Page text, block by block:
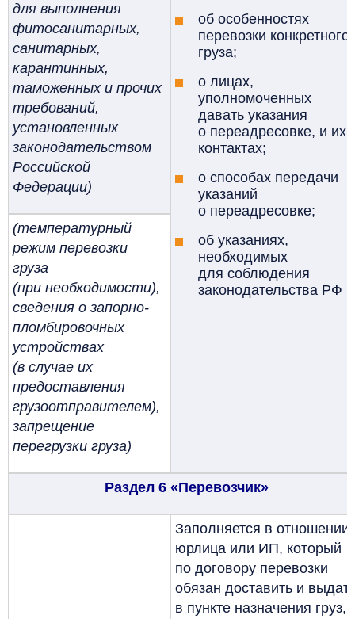
об особенностях
перевозки конкретного
груза;
о лицах,
уполномоченных
давать указания
о переадресовке, и их
контактах;
о способах передачи
указаний
о переадресовке;
об указаниях,
необходимых
для соблюдения
законодательства РФ
для выполнения
фитосанитарных,
санитарных,
карантинных,
таможенных и прочих
требований,
установленных
законодательством
Российской
Федерации)
(температурный
режим перевозки
груза
(при необходимости),
сведения о запорно-
пломбировочных
устройствах
(в случае их
предоставления
грузоотправителем),
запрещение
перегрузки груза)
Раздел 6 «Перевозчик»
Заполняется в отношении
юрлица или ИП, который
по договору перевозки
обязан доставить и
в пункте назначения груз,